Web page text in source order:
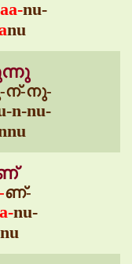
nu-
nu
ന്-നു-
n-nu-
ണ്-
nu-
nu